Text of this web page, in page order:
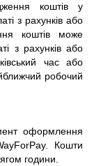
коштів у
з рахунків або
коштів може
з рахунків або
час або
робочий
оформлення
Кошти
години.